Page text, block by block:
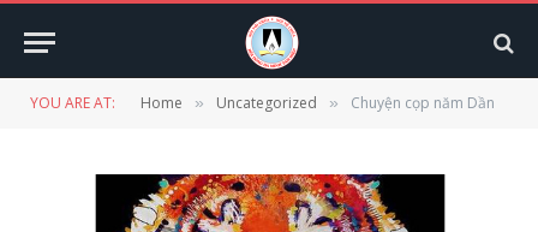
YOU ARE AT: Home » Uncategorized » Chuyện cọp năm Dần